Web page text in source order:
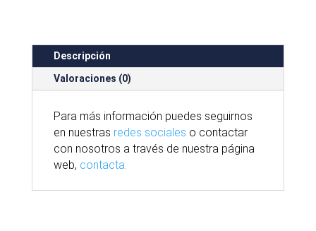
FX
4000
cantidad
Descripción
Valoraciones (0)
Para más información puedes seguirnos
en nuestras redes sociales o contactar
con nosotros a través de nuestra página
web, contacta.